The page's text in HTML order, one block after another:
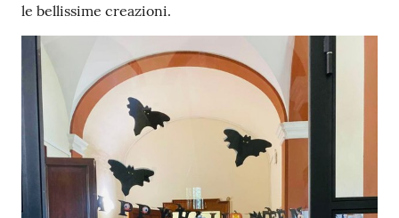
le bellissime creazioni.